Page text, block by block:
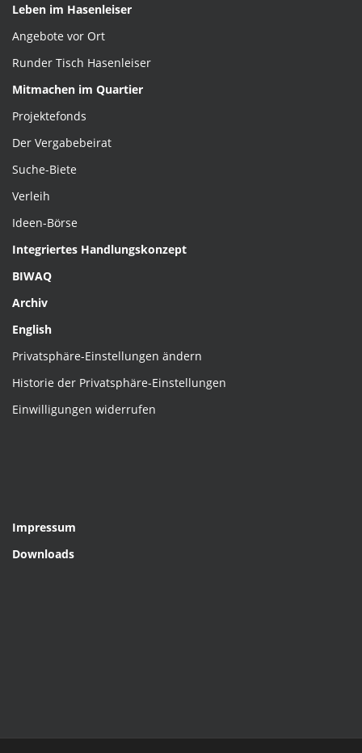
Leben im Hasenleiser
Angebote vor Ort
Runder Tisch Hasenleiser
Mitmachen im Quartier
Projektefonds
Der Vergabebeirat
Suche-Biete
Verleih
Ideen-Börse
Integriertes Handlungskonzept
BIWAQ
Archiv
English
Privatsphäre-Einstellungen ändern
Historie der Privatsphäre-Einstellungen
Einwilligungen widerrufen
Impressum
Downloads